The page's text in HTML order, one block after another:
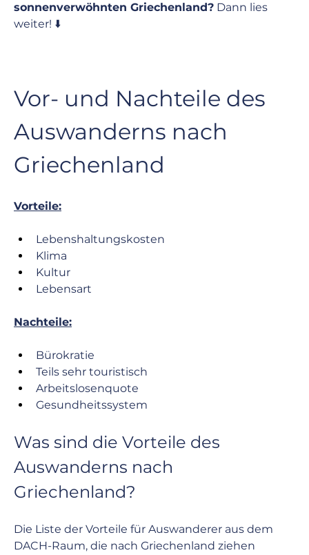
sonnenverwöhnten Griechenland? Dann lies
weiter! ⬇️
Vor- und Nachteile des
Auswanderns nach
Griechenland
Vorteile:
Lebenshaltungskosten
Klima
Kultur
﻿Lebensart
Nachteile:
Bürokratie
Teils sehr touristisch
Arbeitslosenquote
Gesundheitssystem
Was sind die Vorteile des
Auswanderns nach
Griechenland?
Die Liste der Vorteile für Auswanderer aus dem
DACH-Raum, die nach Griechenland ziehen